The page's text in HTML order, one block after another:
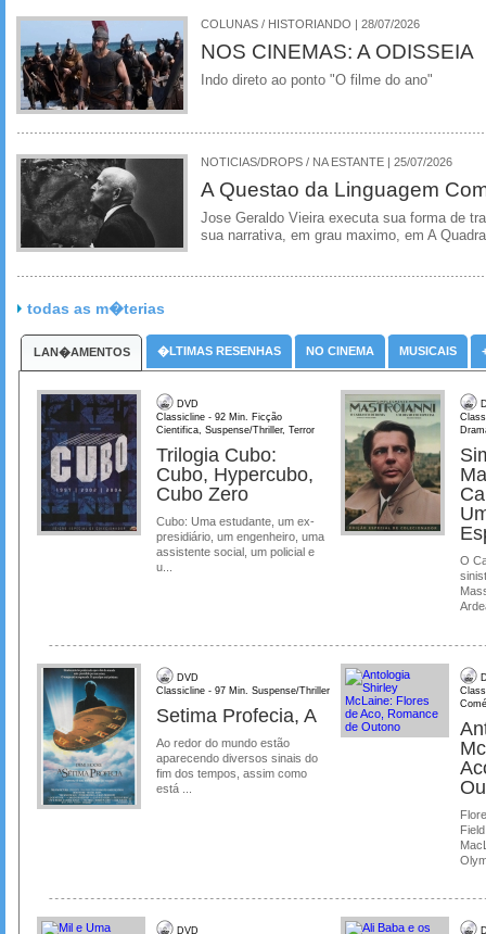
COLUNAS / HISTORIANDO | 28/07/2026
NOS CINEMAS: A ODISSEIA
Indo direto ao ponto "O filme do ano"
NOTICIAS/DROPS / NA ESTANTE | 25/07/2026
A Questao da Linguagem
Jose Geraldo Vieira executa sua forma de
sua narrativa, em grau maximo, em A
todas as m�terias
LAN�AMENTOS �LTIMAS RESENHAS NO CINEMA MUSICAIS
DVD
Classicline - 92 Min. Ficção
Cientifica, Suspense/Thriller, Terror
Trilogia Cubo:
Cubo, Hypercubo,
Cubo Zero
Cubo: Uma estudante, um ex-
presidiário, um engenheiro, uma
assistente social, um policial e
u...
O
DVD
Classicline - 97 Min. Suspense/Thriller
Setima Profecia, A
Ao redor do mundo estão
aparecendo diversos sinais do
fim dos tempos, assim como
está ...
DVD